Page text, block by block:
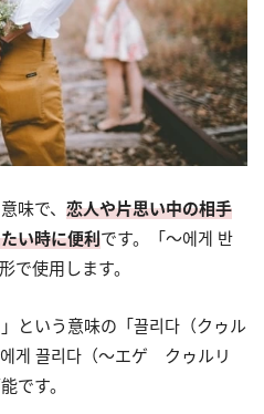
味で、 恋人や片思い中の相手
い時に便利です。「～에게 반
使用します。
という意味の「끌리다（クゥル
게 끌리다（～エゲ クゥルリ
です。